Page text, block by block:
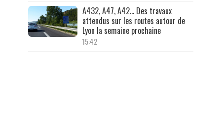
A432, A47, A42… Des travaux
attendus sur les routes autour de
Lyon la semaine prochaine
15:42